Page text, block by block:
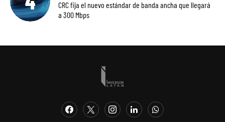
CRC fija el nuevo estándar de banda ancha que llegará
a 300 Mbps